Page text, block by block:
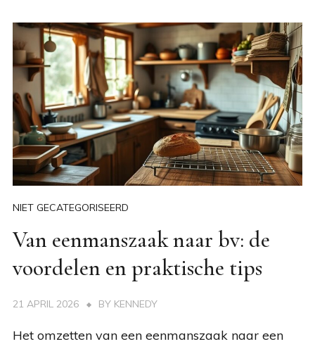
NIET GECATEGORISEERD
Van eenmanszaak naar bv: de
voordelen en praktische tips
21 APRIL 2026 BY KENNEDY
Het omzetten van een eenmanszaak naar een